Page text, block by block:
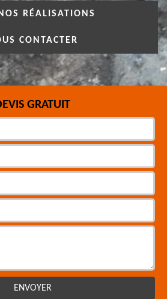
RÉALISATIONS
CONTACTER
GRATUIT